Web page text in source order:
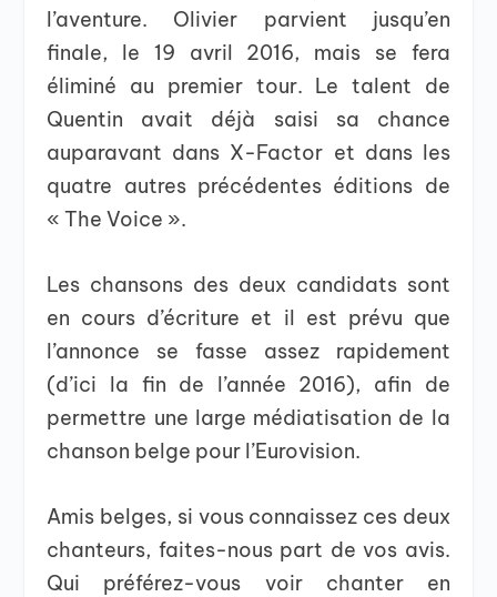
l’aventure. Olivier parvient jusqu’en
finale, le 19 avril 2016, mais se fera
éliminé au premier tour. Le talent de
Quentin avait déjà saisi sa chance
auparavant dans X-Factor et dans les
quatre autres précédentes éditions de
« The Voice ».
Les chansons des deux candidats sont
en cours d’écriture et il est prévu que
l’annonce se fasse assez rapidement
(d’ici la fin de l’année 2016), afin de
permettre une large médiatisation de la
chanson belge pour l’Eurovision.
Amis belges, si vous connaissez ces deux
chanteurs, faites-nous part de vos avis.
Qui préférez-vous voir chanter en